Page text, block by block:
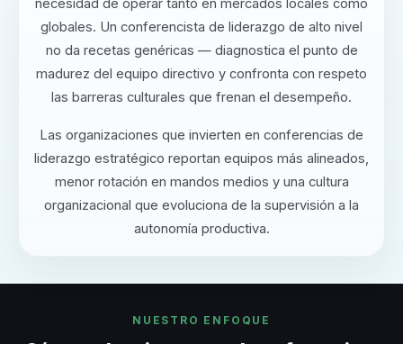
necesidad de operar tanto en mercados locales como
globales. Un conferencista de liderazgo de alto nivel
no da recetas genéricas — diagnostica el punto de
madurez del equipo directivo y confronta con respeto
las barreras culturales que frenan el desempeño.
Las organizaciones que invierten en conferencias de
liderazgo estratégico reportan equipos más alineados,
menor rotación en mandos medios y una cultura
organizacional que evoluciona de la supervisión a la
autonomía productiva.
NUESTRO ENFOQUE